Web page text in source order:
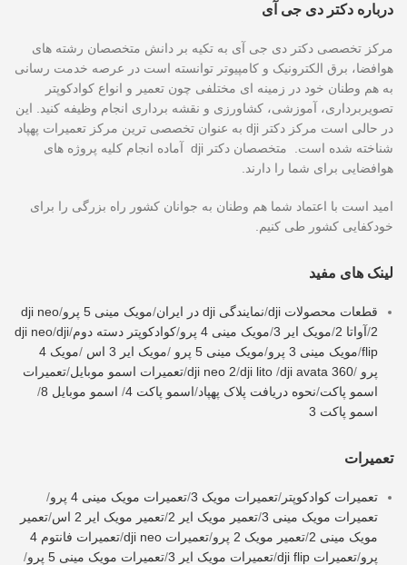
درباره دکتر دی جی آی
مرکز تخصصی دکتر دی جی آی به تکیه بر دانش متخصصان رشته های
هوافضا، برق الکترونیک و کامپیوتر توانسته است در عرصه خدمت رسانی
به هم وطنان خود در زمینه ای مختلفی چون تعمیر و انواع کوادکوپتر
تصویربرداری، آموزشی، کشاورزی و نقشه برداری انجام وظیفه کنید. این
در حالی است مرکز دکتر dji به عنوان تخصصی ترین مرکز تعمیرات پهپاد
شناخته شده است. متخصصان دکتر dji آماده انجام کلیه پروژه های
هوافضایی برای شما را دارند.
امید است با اعتماد شما هم وطنان به جوانان کشور راه بزرگی را برای
خودکفایی کشور طی کنیم.
لینک های مفید
قطعات محصولات dji /نمایندگی dji در ایران /مویک مینی 5 پرو /
dji neo
2
/آواتا 2 /مویک ایر 3 /مویک مینی 4 پرو /کوادکوپتر دسته دوم/
dji neo/dji
flip
/مویک مینی 3 پرو /مویک مینی 5 پرو /مویک ایر 3 اس /
مویک 4
پرو /
dji neo 2/dji lito /dji avata 360
/تعمیرات اسمو موبایل/تعمیرات
اسمو پاکت/نحوه دریافت پلاک پهپاد/اسمو پاکت 4 / اسمو موبایل 8
/
اسمو پاکت 3
تعمیرات
تعمیرات کوادکوپتر /تعمیرات مویک 3 /تعمیرات مویک مینی 4 پرو
/
تعمیرات مویک مینی 3
/تعمیر مویک ایر 2 /تعمیر مویک ایر 2 اس /تعمیر
مویک مینی 2
/تعمیر مویک 2 پرو /تعمیرات dji neo /
تعمیرات فانتوم 4
پرو/تعمیرات dji flip /تعمیرات مویک ایر 3 /تعمیرات مویک مینی 5 پرو
/